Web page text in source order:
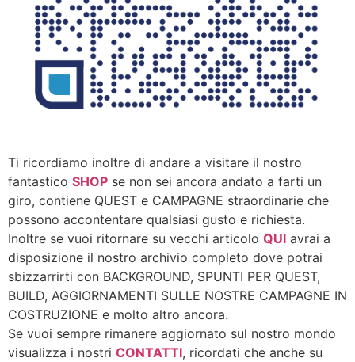
Ti ricordiamo inoltre di andare a visitare il nostro
fantastico SHOP se non sei ancora andato a farti un
giro, contiene QUEST e CAMPAGNE straordinarie che
possono accontentare qualsiasi gusto e richiesta.
Inoltre se vuoi ritornare su vecchi articolo QUI avrai a
disposizione il nostro archivio completo dove potrai
sbizzarrirti con BACKGROUND, SPUNTI PER QUEST,
BUILD, AGGIORNAMENTI SULLE NOSTRE CAMPAGNE IN
COSTRUZIONE e molto altro ancora.
Se vuoi sempre rimanere aggiornato sul nostro mondo
visualizza i nostri CONTATTI, ricordati che anche su